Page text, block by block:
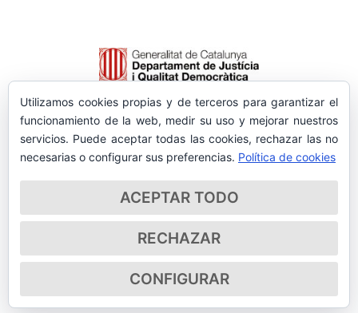
Utilizamos cookies propias y de terceros para garantizar el
funcionamiento de la web, medir su uso y mejorar nuestros
servicios. Puede aceptar todas las cookies, rechazar las no
necesarias o configurar sus preferencias. Política de cookies
ACEPTAR TODO
RECHAZAR
CONFIGURAR